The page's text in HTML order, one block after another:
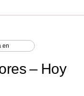
en
– Hoy